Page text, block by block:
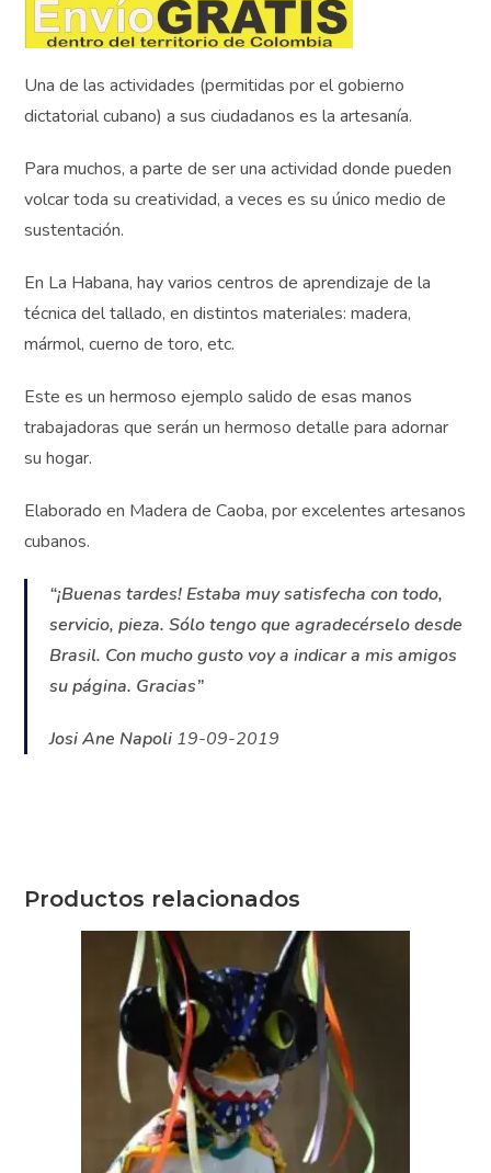
Una de las actividades (permitidas por el gobierno
dictatorial cubano) a sus ciudadanos es la artesanía.
Para muchos, a parte de ser una actividad donde
pueden volcar toda su creatividad, a veces es su único
medio de sustentación.
En La Habana, hay varios centros de aprendizaje de la
técnica del tallado, en distintos materiales: madera,
mármol, cuerno de toro, etc.
Este es un hermoso ejemplo salido de esas manos
trabajadoras que serán un hermoso detalle para adornar
su hogar.
Elaborado en Madera de Caoba, por excelentes
artesanos cubanos.
“¡Buenas tardes! Estaba muy satisfecha con todo,
servicio, pieza. Sólo tengo que agradecérselo
desde Brasil. Con mucho gusto voy a indicar a mis
amigos su página. Gracias”
Josi Ane Napoli 19-09-2019
Productos relacionados
ofertas especiales?
Para que tus
Pesebres sean únicos
y llenos de magia
Para
perfeccionar tu estilo
de decoración
hogareña
Para cuidar la
salud y belleza de tu